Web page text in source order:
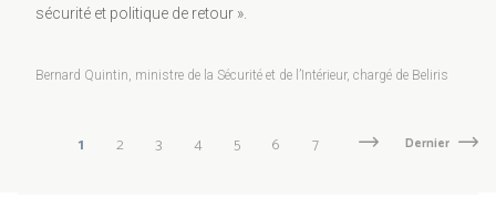
sécurité et politique de retour ».
Bernard Quintin, ministre de la Sécurité et de l’Intérieur, chargé de Beliris
PaginationPage
1 Page
2 Page
3 Page
4 Page
5 Page
6 Page
7
Page
Next
Dernière
Dernier